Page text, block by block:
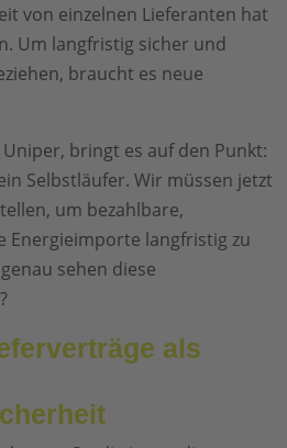
von einzelnen Lieferanten hat
Um langfristig sicher und
braucht es neue
Uniper, bringt es auf den Punkt:
Selbstläufer. Wir müssen jetzt
um bezahlbare,
Energieimporte langfristig zu
sehen diese
als